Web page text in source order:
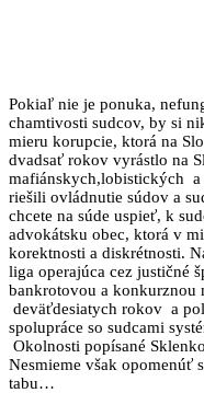
Pokiaľ nie je ponuka,
chamtivosti sudcov, by si
mieru korupcie, ktorá na
dvadsať rokov vyrástlo na
mafiánskych,lobistických
riešili ovládnutie súdov a
chcete na súde uspieť, k
advokátsku obec, ktorá v
korektnosti a diskrétnosti.
liga operajúca cez justičné
bankrotovou a konkurznou
deväťdesiatych rokov a
spolupráce so sudcami
Okolnosti popísané
Nesmieme však opomenúť
tabu…